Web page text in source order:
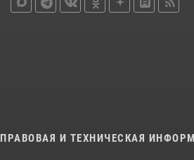
ПРАВОВАЯ И ТЕХНИЧЕСКАЯ